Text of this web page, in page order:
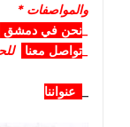
والمواصفات *
نحن في دمشق
تواصل معنا
عنواننا